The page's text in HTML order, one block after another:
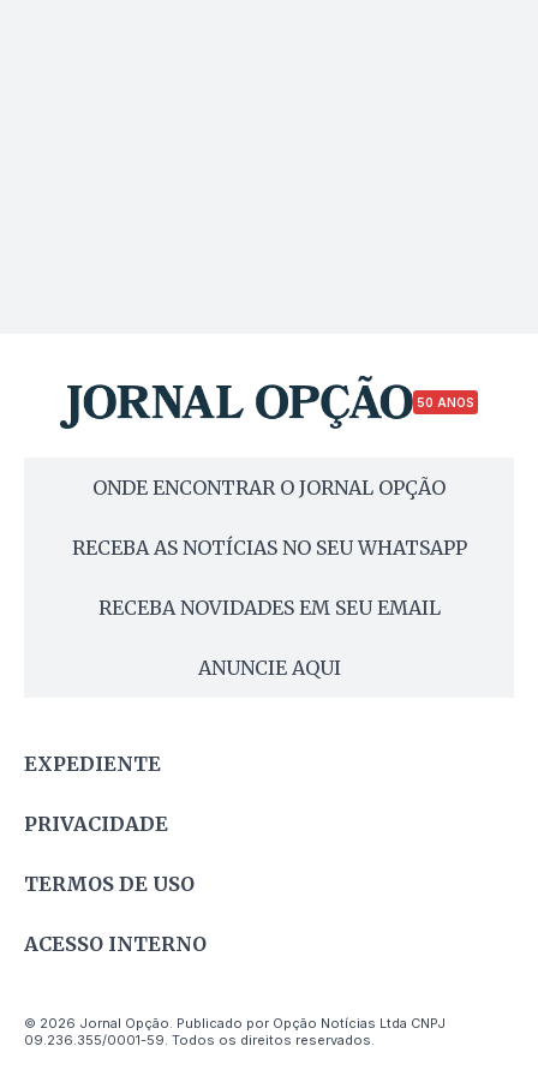
50 ANOS
ONDE ENCONTRAR O JORNAL OPÇÃO
RECEBA AS NOTÍCIAS NO SEU WHATSAPP
RECEBA NOVIDADES EM SEU EMAIL
ANUNCIE AQUI
EXPEDIENTE
PRIVACIDADE
TERMOS DE USO
ACESSO INTERNO
© 2026 Jornal Opção. Publicado por Opção Notícias Ltda CNPJ
09.236.355/0001-59. Todos os direitos reservados.